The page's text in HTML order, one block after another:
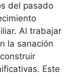
del pasado
Al trabajar
la sanación
Este